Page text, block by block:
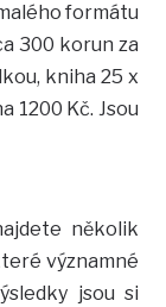
formátu
300 korun za
kniha 25 x
1200 Kč. Jsou
několik
významné
jsou si